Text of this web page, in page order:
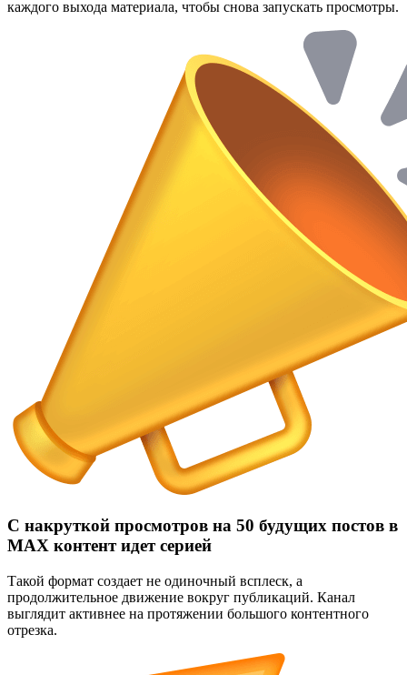
каждого выхода материала, чтобы снова запускать просмотры.
С накруткой просмотров на 50 будущих постов в
MAX контент идет серией
Такой формат создает не одиночный всплеск, а
продолжительное движение вокруг публикаций. Канал
выглядит активнее на протяжении большого контентного
отрезка.